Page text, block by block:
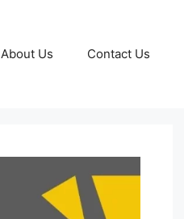
About Us Contact Us